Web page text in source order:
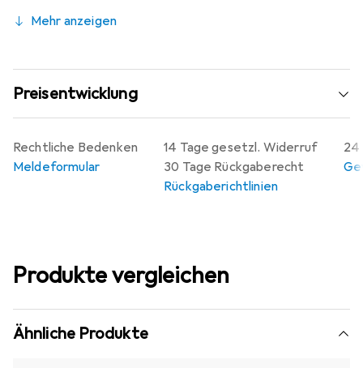
Mehr anzeigen
Preisentwicklung
14 Tage gesetzl. Widerruf
30 Tage Rückgaberecht
Rückgaberichtlinien
24
Rechtliche Bedenken
Meldeformular
Produkte vergleichen
Ähnliche Produkte